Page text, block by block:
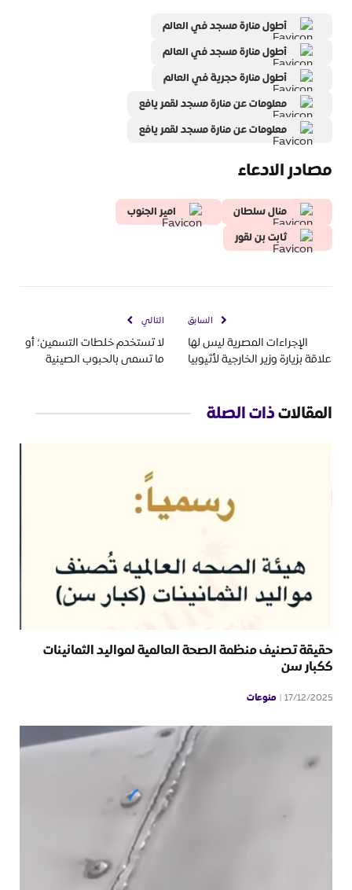
أطول منارة مسجد في العالم
أطول منارة مسجد في العالم
أطول منارة حجرية في العالم
معلومات عن منارة مسجد لقمر يافع
معلومات عن منارة مسجد لقمر يافع
مصادر الادعاء
منال سلطان
امير الجنوب
ثابت بن لقور
السابق
الإجراءات المصرية ليس لها
علاقة بزيارة وزير الخارجية لأثيوبيا
التالي
لا تستخدم خلطات التسمين؛ أو
ما تسمى بالحبوب الصينية
المقالاتذات الصلة
حقيقة تصنيف منظمة الصحة العالمية لمواليد الثمانينات
ككبار سن
17/12/2025 منوعات